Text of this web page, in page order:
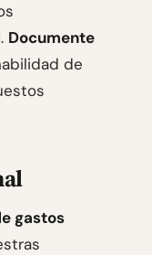
Documente
de
gastos